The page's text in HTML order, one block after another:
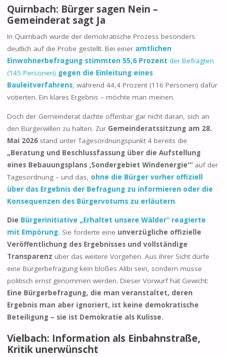
Quirnbach: Bürger sagen Nein –
Gemeinderat sagt Ja
In Quirnbach wurde der demokratische Prozess besonders
deutlich auf die Probe gestellt. Bei einer amtlichen
Einwohnerbefragung stimmten 55,6 Prozent der Befragten
(145 Personen) gegen die Einleitung eines
Bauleitverfahrens, während 44,4 Prozent (116 Personen) dafür
votierten. Ein klares Ergebnis – möchte man meinen.
Doch der Gemeinderat dachte offenbar gar nicht daran, sich an
den Bürgerwillen zu halten. Zur Gemeinderatssitzung am 28.
Mai 2026stand unter Tagesordnungspunkt 4 bereits die
„Beratung und Beschlussfassung über die Aufstellung
eines Bebauungsplans ‚Sondergebiet Windenergie'“auf der
Tagesordnung – und das, ohne die Bürger vorher offiziell
über das Ergebnis der Befragung zu informieren oder die
Konsequenzen des Bürgervotums zu erläutern.
Die Bürgerinitiative „Erhaltet unsere Wälder“ reagierte
mit Empörung. Sie forderte eine unverzügliche offizielle
Veröffentlichung des Ergebnisses und vollständige
Transparenz über das weitere Vorgehen. Aus ihrer Sicht dürfe
eine Bürgerbefragung kein bloßes Alibi sein, sondern müsse
politisch ernst genommen werden. Dieser Vorwurf hat Gewicht:
Eine Bürgerbefragung, die man veranstaltet, deren
Ergebnis man aber ignoriert, ist keine demokratische
Beteiligung – sie ist Demokratie als Kulisse.
Vielbach: Information als Einbahnstraße,
Kritik unerwünscht